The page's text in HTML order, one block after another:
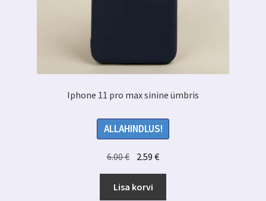
Iphone 11 pro max sinine ümbris
ALLAHINDLUS!
6.00€ Algne
oli:
2.59€Praegune
Lisa korvi